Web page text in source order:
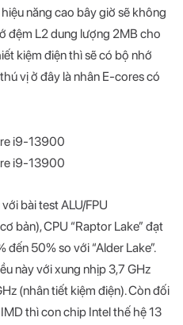
năng cao bây giờ sẽ không
đệm L2 dung lượng 2MB cho
kiệm điện thì sẽ có bộ nhớ
vị ở đây là nhân E-cores có
bài test ALU/FPU
bản), CPU “Raptor Lake” đạt
50% so với “Alder Lake”.
này với xung nhịp 3,7 GHz
(nhân tiết kiệm điện). Còn đối
thì con chip Intel thế hệ 13